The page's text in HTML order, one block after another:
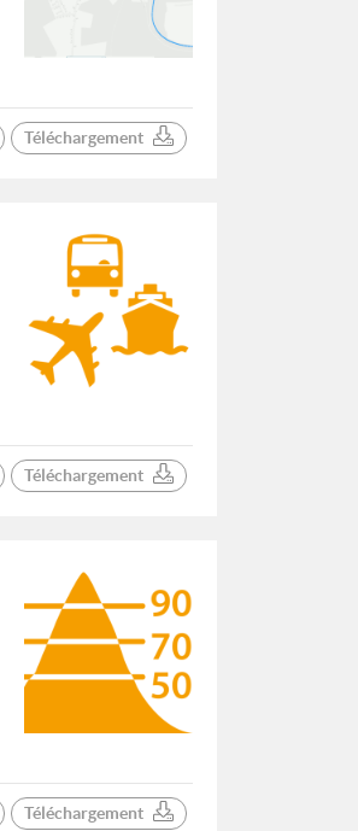
Téléchargement
Téléchargement
Téléchargement